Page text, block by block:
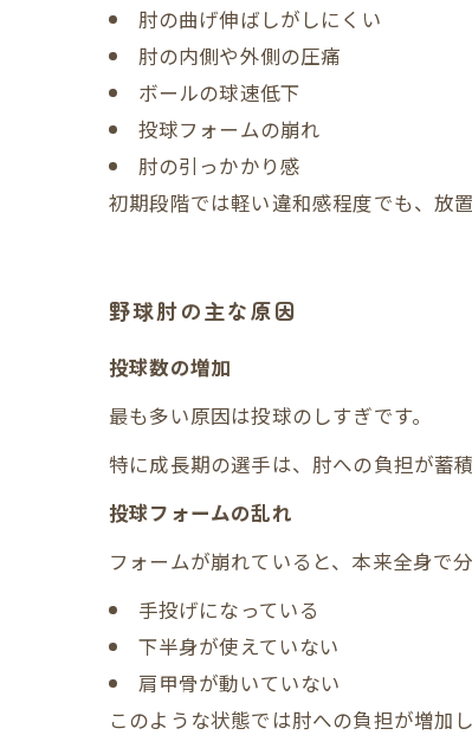
肘の曲げ伸ばしがしにくい
肘の内側や外側の圧痛
ボールの球速低下
投球フォームの崩れ
肘の引っかかり感
初期段階では軽い違和感程度でも、放
野球肘の主な原因
投球数の増加
最も多い原因は投球のしすぎです。
特に成長期の選手は、肘への負担が蓄
投球フォームの乱れ
フォームが崩れていると、本来全身で
手投げになっている
下半身が使えていない
肩甲骨が動いていない
このような状態では肘への負担が増加し